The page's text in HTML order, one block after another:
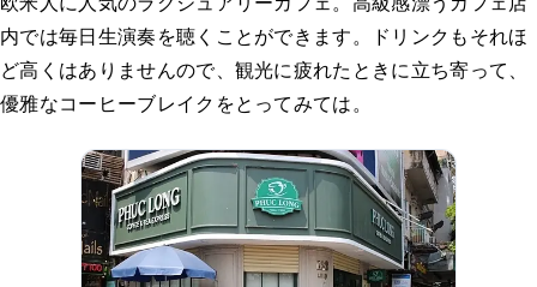
内では毎日生演奏を聴くことができます。ドリンクもそれほ
ど高くはありませんので、観光に疲れたときに立ち寄って、
優雅なコーヒーブレイクをとってみては。